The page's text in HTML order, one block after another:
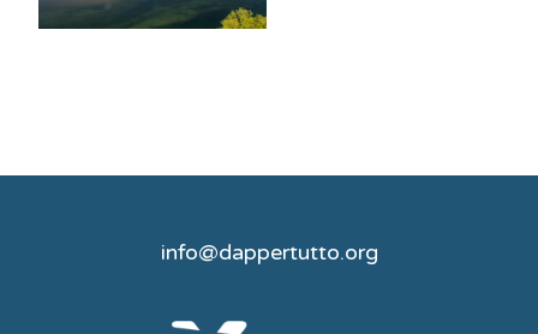
info@dappertutto.org